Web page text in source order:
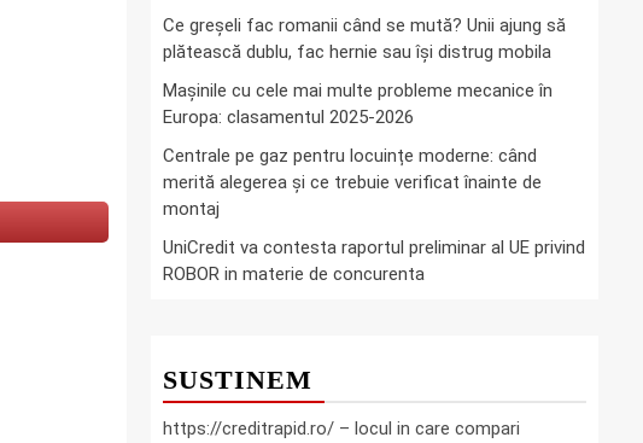
Ce greşeli fac romanii când se mută? Unii ajung să
plătească dublu, fac hernie sau îşi distrug mobila
Mașinile cu cele mai multe probleme mecanice în
Europa: clasamentul 2025-2026
Centrale pe gaz pentru locuințe moderne: când
merită alegerea și ce trebuie verificat înainte de
montaj
UniCredit va contesta raportul preliminar al UE privind
ROBOR in materie de concurenta
SUSTINEM
https://creditrapid.ro/ – locul in care compari